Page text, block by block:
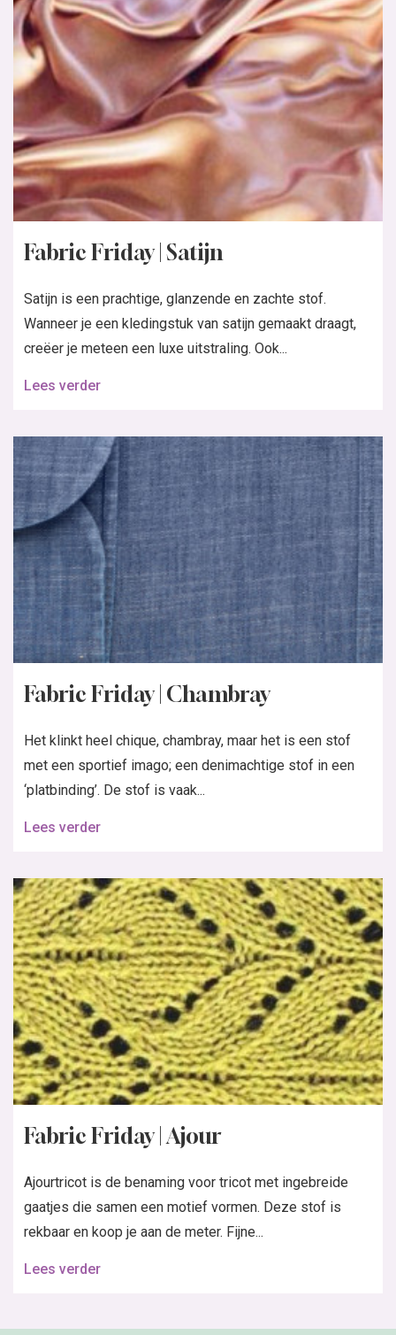
Fabric Friday | Satijn
Satijn is een prachtige, glanzende en zachte stof.
Wanneer je een kledingstuk van satijn gemaakt draagt,
creëer je meteen een luxe uitstraling. Ook...
Lees verder
Fabric Friday | Chambray
Het klinkt heel chique, chambray, maar het is een stof
met een sportief imago; een denimachtige stof in een
‘platbinding’. De stof is vaak...
Lees verder
Fabric Friday | Ajour
Ajourtricot is de benaming voor tricot met ingebreide
gaatjes die samen een motief vormen. Deze stof is
rekbaar en koop je aan de meter. Fijne...
Lees verder